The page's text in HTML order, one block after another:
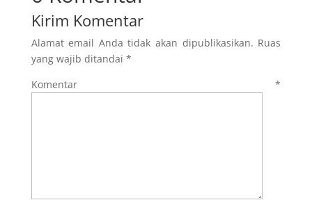
Kirim Komentar
Alamat email Anda tidak akan dipublikasikan. Ruas
yang wajib ditandai *
Komentar*